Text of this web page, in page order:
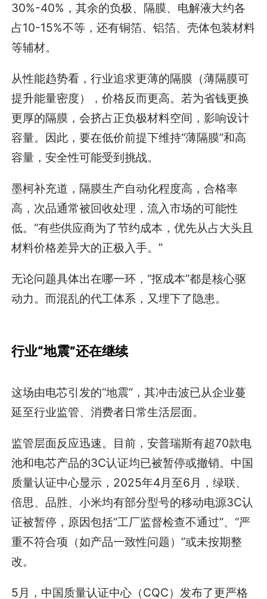
30%-40%，其余的负极、隔膜、电解液大约各
占10-15%不等，还有铜箔、铝箔、壳体包装材料
等辅材。
从性能趋势看，行业追求更薄的隔膜（薄隔膜可
提升能量密度），价格反而更高。若为省钱更换
更厚的隔膜，会挤占正负极材料空间，影响设计
容量。因此，要在低价前提下维持“薄隔膜”和高
容量，安全性可能受到挑战。
墨柯补充道，隔膜生产自动化程度高，合格率
高，次品通常被回收处理，流入市场的可能性
低。“有些供应商为了节约成本，优先从占大头且
材料价格差异大的正极入手。”
无论问题具体出在哪一环，“抠成本”都是核心驱
动力。而混乱的代工体系，又埋下了隐患。
行业“地震”还在继续
这场由电芯引发的“地震”，其冲击波已从企业蔓
延至行业监管、消费者日常生活层面。
监管层面反应迅速。目前，安普瑞斯有超70款电
池和电芯产品的3C认证均已被暂停或撤销。中国
质量认证中心显示，2025年4月至6月，绿联、
倍思、品胜、小米均有部分型号的移动电源3C认
证被暂停，原因包括“工厂监督检查不通过”、“严
重不符合项（如产品一致性问题）”或未按期整
改。
5月，中国质量认证中心（CQC）发布了更严格